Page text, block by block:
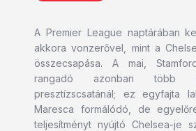
A Premier League naptárában
akkora vonzerővel, mint a
összecsapása. A mai,
rangadó azonban több
presztízscsatánál; ez egyfajta
Maresca formálódó, de
teljesítményt nyújtó Chelsea-je